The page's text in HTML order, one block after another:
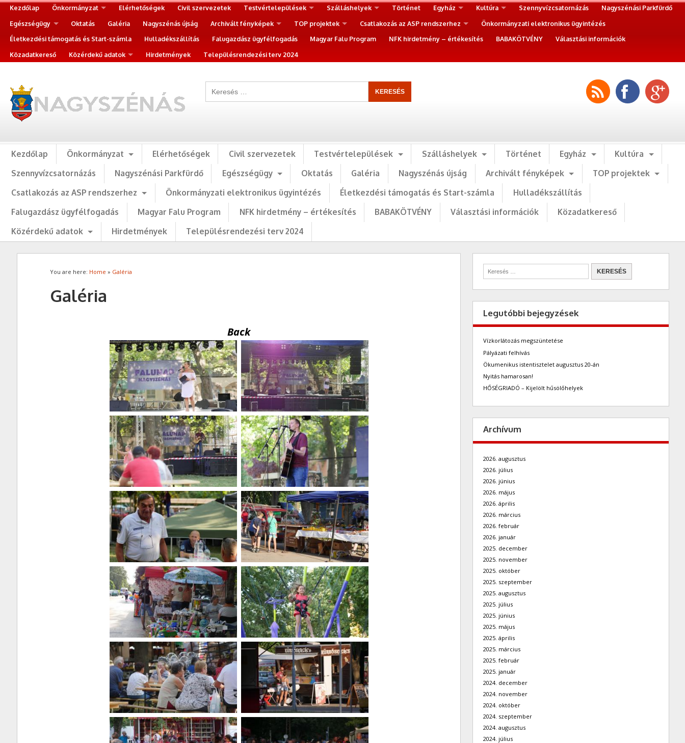
Kezdőlap Önkormányzat Elérhetőségek Civil szervezetek Testvértelepülések Szálláshelyek Történet Egyház Kultúra Szennyvízcsatornázás
Nagyszénási Parkfürdő
Egészségügy
Oktatás Galéria Nagyszénás újság Archivált fényképek TOP projektek Csatlakozás az ASP rendszerhez
Önkormányzati elektronikus ügyintézés
Életkezdési támogatás és Start-számla
Hulladékszállítás Falugazdász ügyfélfogadás Magyar Falu Program NFK hirdetmény – értékesítés BABAKÖTVÉNY
Választási információk
Közadatkereső
Közérdekű adatok Hirdetmények Településrendezési terv 2024
Kezdőlap Önkormányzat Elérhetőségek Civil szervezetek Testvértelepülések Szálláshelyek Történet Egyház
Kultúra
Szennyvízcsatornázás
Nagyszénási Parkfürdő Egészségügy Oktatás Galéria Nagyszénás újság Archivált fényképek
TOP projektek
Csatlakozás az ASP rendszerhez
Önkormányzati elektronikus ügyintézés Életkezdési támogatás és Start-számla
Hulladékszállítás
Falugazdász ügyfélfogadás
Magyar Falu Program NFK hirdetmény – értékesítés BABAKÖTVÉNY Választási információk
Közadatkereső
Közérdekű adatok
Hirdetmények Településrendezési terv 2024
You are here: Home » Galéria
Galéria
Back
Legutóbbi bejegyzések
Vízkorlátozás megszüntetése
Pályázati felhívás
Ökumenikus istentisztelet augusztus 20-án
Nyitás hamarosan!
HŐSÉGRIADÓ – Kijelölt hűsölőhelyek
Archívum
2026. augusztus
2026. július
2026. június
2026. május
2026. április
2026. március
2026. február
2026. január
2025. december
2025. november
2025. október
2025. szeptember
2025. augusztus
2025. július
2025. június
2025. május
2025. április
2025. március
2025. február
2025. január
2024. december
2024. november
2024. október
2024. szeptember
2024. augusztus
2024. július